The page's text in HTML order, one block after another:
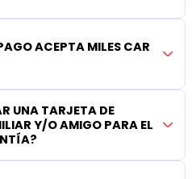
ACEPTA MILES CAR
UNA TARJETA DE
Y/O AMIGO PARA EL